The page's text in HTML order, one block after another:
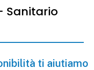
Sanitario
ti aiutiamo